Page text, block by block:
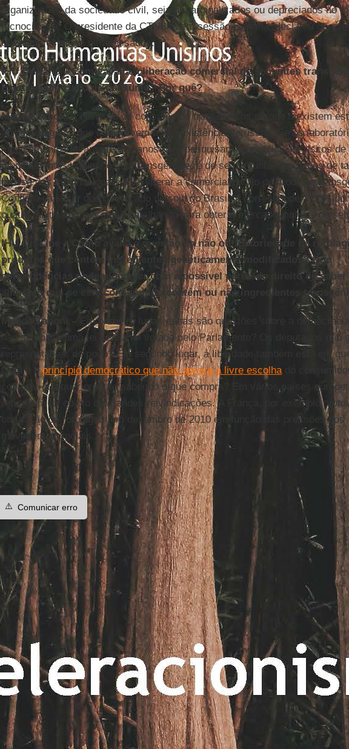
organizações da sociedade civil, sejam marginalizados ou depreciados no
tecnociência. O presidente da CTNBio, em sessão plenária, declarou que
trabalhos estavam ultrapassados.
IHU On-Line – Como avalia a liberação comercial de sementes
Existe aí um risco de consumo? Por quê?
Magda Zanoni –Há risco de consumo de transgênicos porque inexistem
epidemiológicos que comprovem a não existência de riscos. Se os
medicamentos levam até dez anos para pesquisar os benefícios e riscos de
medicamentos originários da transgênese, é de se perguntar as razões de
pressa das multinacionais para liberar a comercialização de produtos
Convém salientar que o mercado da soja no Brasil já corresponde a 80% do
quatro multinacionais estão batalhando para obter o mercado mundial de
IHU On-Line – Como avalia a questão da não obrigatoriedade de
produtos que contêm ingredientes geneticamente modificados? Que
consequências podem ocorrer com a possível perda do direito de saber
alimento que se está consumindo contém ou não ingredientes
Magda Zanoni –
Em primeiro lugar, essas são questões sobre a
não se aplica uma lei se ela foi votada pelo Parlamento? Os deputados não
representantes do povo? Em segundo lugar, a liberdade também está em
Qual é oprincípio democrático que não aprova a livre escolhado
comprar qualquer produto sabendo o que compra? Em vários países
rotulagem foi objeto de grandes reivindicações. A França, por exemplo,
obrigação de rotulagem em dezembro de 2010 em função das pressões dos
movimentos sociais.
⚠️ Comunicar erro